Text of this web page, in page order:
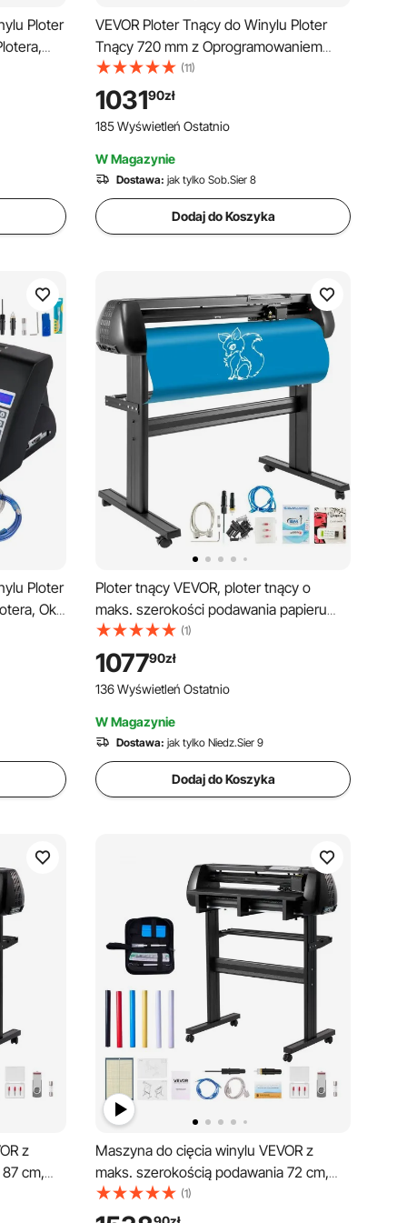
Ploter
do
VEVOR Ploter Tnący do Winylu Ploter
Tnący 720 mm z Oprogramowaniem
SignMaster, Precyzyjna Maszyna do
Cięcia Winylu Panel Cyfrowy LED
Interfejs USB i COM Pięć Rolek do
Kreślenia Cięcia
(11)
103190zł
185 Wyświetleń Ostatnio
W Magazynie
Dostawa: jak tylko Sob.Sier 8
Dodaj do Koszyka
Ploter
Oko
Ploter tnący VEVOR, ploter tnący o
maks. szerokości podawania papieru
720 mm, ploter tnący do winylu, ploter
do folii, ploter tnący do winylu,
dokładność cięcia 0,01 mm, ploter
hobbystyczny, 3 ostrza w tym.
(1)
107790zł
136 Wyświetleń Ostatnio
W Magazynie
Dostawa: jak tylko Niedz.Sier 9
Dodaj do Koszyka
z
cm,
winylu
Maszyna do cięcia winylu VEVOR z
maks. szerokością podawania 72 cm,
podwójnymi ostrzami i wyświetlaczem
LED, regulowanym ploterem tnącym do
(1)